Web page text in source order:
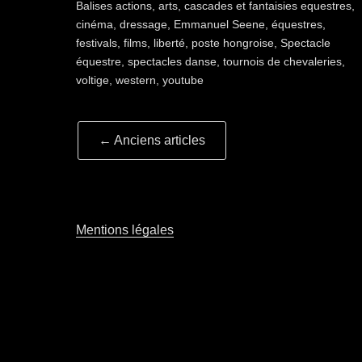
Balisesactions ,arts ,cascades et fantaisies equestres
cinéma ,dressage Emmanuel Seene ,équestres
festivals ,films liberté poste hongroise ,Spectacle
équestre ,spectacles danse ,tournois de chevaleries
voltige ,western ,youtube
Navigation
article
← Anciens articles
Mentions légales